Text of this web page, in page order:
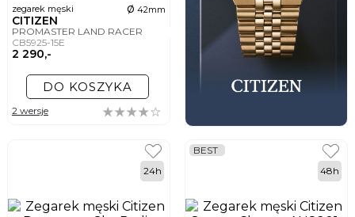
zegarek męski ø 42mm
CITIZEN
PROMASTER LAND RACER
CB5925-15E
2 290,-
DO KOSZYKA
2 wersje
24h
BEST
48h